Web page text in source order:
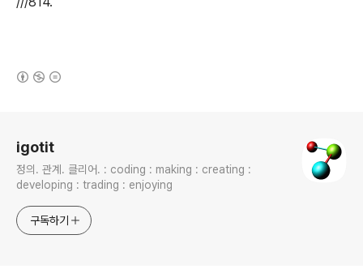
igotit
정의. 관계. 클리어. : coding : making : creating :
developing : trading : enjoying
구독하기